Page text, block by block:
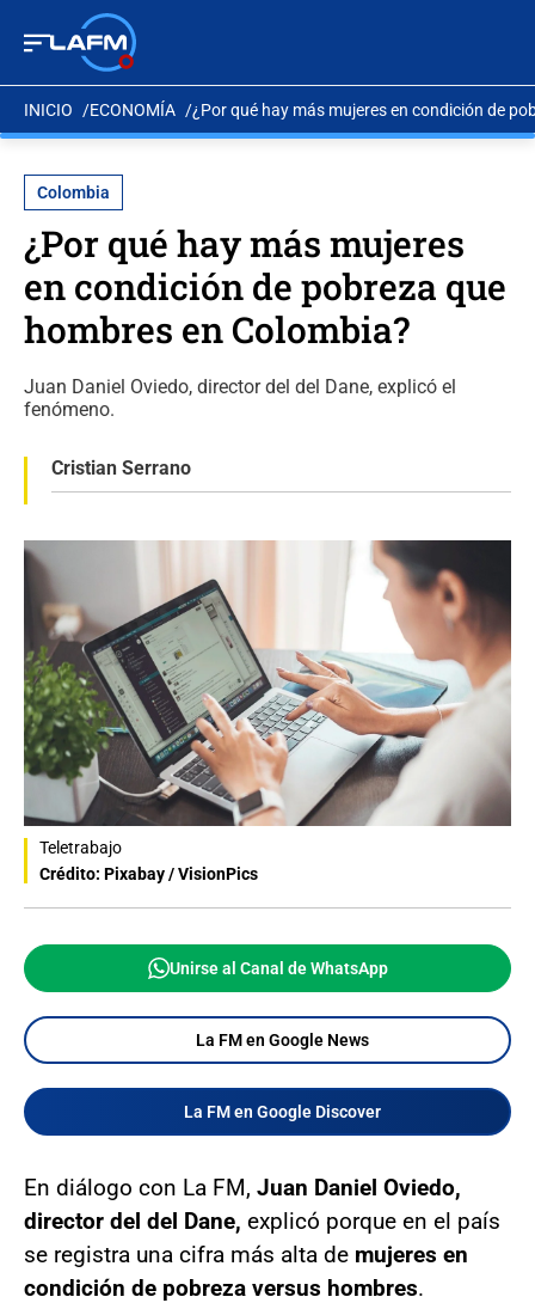
INICIO ECONOMÍA ¿Por qué hay más mujeres en condición de
Colombia
¿Por qué hay más mujeres
en condición de pobreza que
hombres en Colombia?
Juan Daniel Oviedo, director del del Dane, explicó el
fenómeno.
Cristian Serrano
Teletrabajo
Crédito: Pixabay / VisionPics
Unirse al Canal de WhatsApp
La FM en Google News
La FM en Google Discover
En diálogo con La FM, Juan Daniel Oviedo,
director del del Dane, explicó porque en el país
se registra una cifra más alta de mujeres en
condición de pobreza versus hombres.